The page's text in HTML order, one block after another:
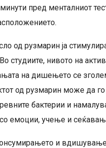
пред менталниот
од рузмарин ја
студиите, нивото на
на дишењето се
од рузмарин може да
бактерии и
емоции, учење и
и